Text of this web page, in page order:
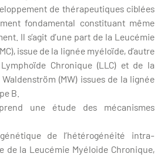
de thérapeutiques ciblées
fondamental constituant même
Il s’agit d’une part de la Leucémie
issue de la lignée myéloïde, d’autre
Chronique (LLC) et de la
(MW) issues de la lignée
B.
une étude des mécanismes
de l’hétérogénéité intra-
de la Leucémie Myéloide Chronique,